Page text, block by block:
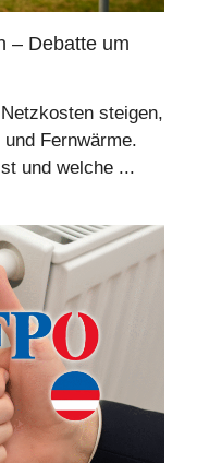
– Debatte um
steigen,
Fernwärme.
und welche ...